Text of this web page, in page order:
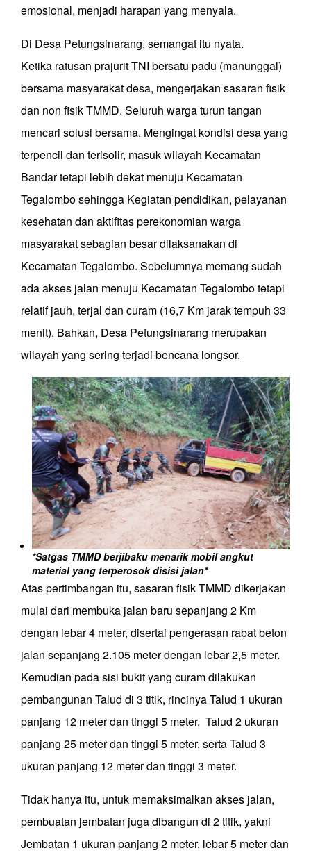
emosional, menjadi harapan yang menyala.
Di Desa Petungsinarang, semangat itu nyata.
Ketika ratusan prajuritTNI bersatu padu (manunggal)
bersama masyarakat desa, mengerjakan sasaran fisik
dan non fisik TMMD. Seluruh warga turun tangan
mencari solusi bersama. Mengingat kondisi desa yang
terpencil dan terisolir, masuk wilayah Kecamatan
Bandar tetapi lebih dekat menuju Kecamatan
Tegalombo sehingga Kegiatan pendidikan, pelayanan
kesehatan dan aktifitas perekonomian warga
masyarakat sebagian besar dilaksanakan di
Kecamatan Tegalombo. Sebelumnya memang sudah
ada akses jalan menuju Kecamatan Tegalombo tetapi
relatif jauh, terjal dan curam (16,7 Km jarak tempuh 33
menit). Bahkan, Desa Petungsinarang merupakan
wilayah yang sering terjadi bencana longsor.
*Satgas TMMD berjibaku menarik mobil angkut
material yang terperosok disisi jalan*
Atas pertimbangan itu, sasaran fisik TMMD dikerjakan
mulai dari membuka jalan baru sepanjang 2 Km
dengan lebar 4 meter, disertai pengerasan rabat beton
jalan sepanjang 2.105 meter dengan lebar 2,5 meter.
Kemudian pada sisi bukit yang curam dilakukan
pembangunan Talud di 3 titik, rincinya Talud 1 ukuran
panjang 12 meter dan tinggi 5 meter, Talud 2 ukuran
panjang 25 meter dan tinggi 5 meter, serta Talud 3
ukuran panjang 12 meter dan tinggi 3 meter.
Tidak hanya itu, untuk memaksimalkan akses jalan,
pembuatan jembatan juga dibangun di 2 titik, yakni
Jembatan 1 ukuran panjang 2 meter, lebar 5 meter dan